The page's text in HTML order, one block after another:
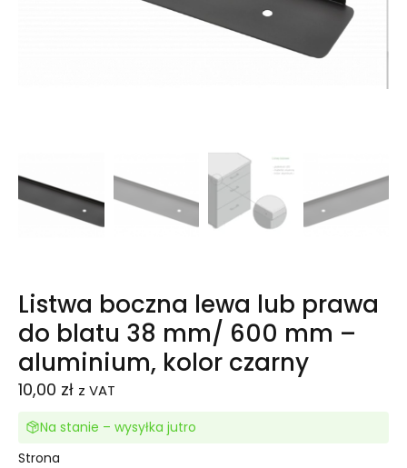
Listwa boczna lewa lub prawa
do blatu 38 mm/ 600 mm –
aluminium, kolor czarny
10,00 zł z VAT
Na stanie – wysyłka jutro
Strona